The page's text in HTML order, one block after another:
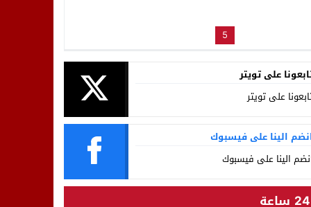
5
على تويتر
على تويتر
الينا على فيسبوك
الينا على فيسبوك
24 ساعة